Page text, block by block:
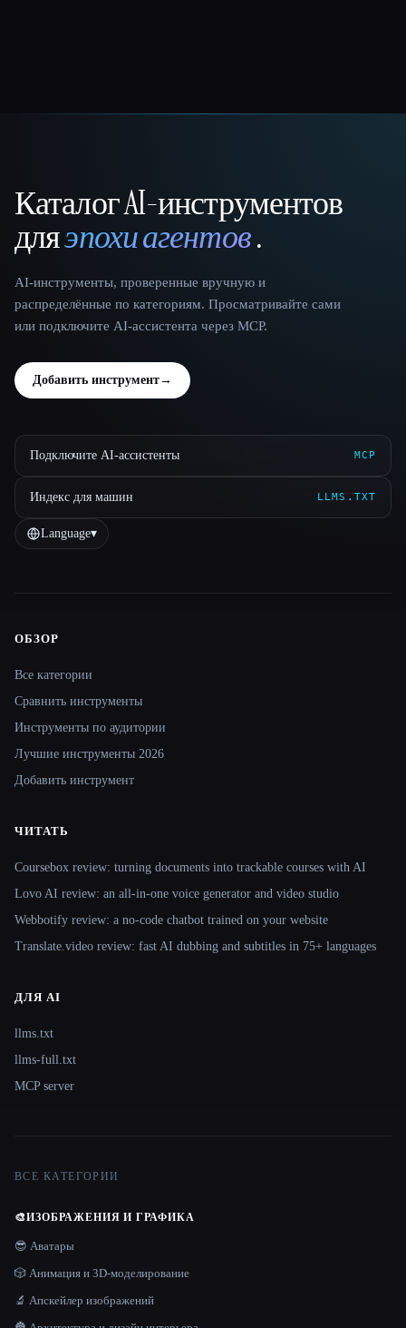
That AI Collection
Каталог AI-инструментов
дляэпохи агентов.
AI-инструменты, проверенные вручную и
распределённые по категориям. Просматривайте сами
или подключите AI-ассистента через MCP.
Добавить инструмент→
Подключите AI-ассистенты MCP
Индекс для машин LLMS.TXT
Language▾
Site navigation
ОБЗОР
Все категории
Сравнить инструменты
Инструменты по аудитории
Лучшие инструменты 2026
Добавить инструмент
ЧИТАТЬ
Coursebox review: turning documents into trackable courses with AI
Lovo AI review: an all-in-one voice generator and video studio
Webbotify review: a no-code chatbot trained on your website
Translate.video review: fast AI dubbing and subtitles in 75+ languages
ДЛЯ AI
llms.txt
llms-full.txt
MCP server
ВСЕ КАТЕГОРИИ
🎨ИЗОБРАЖЕНИЯ И ГРАФИКА
😎 Аватары
🎲 Анимация и 3D-моделирование
🔬 Апскейлер изображений